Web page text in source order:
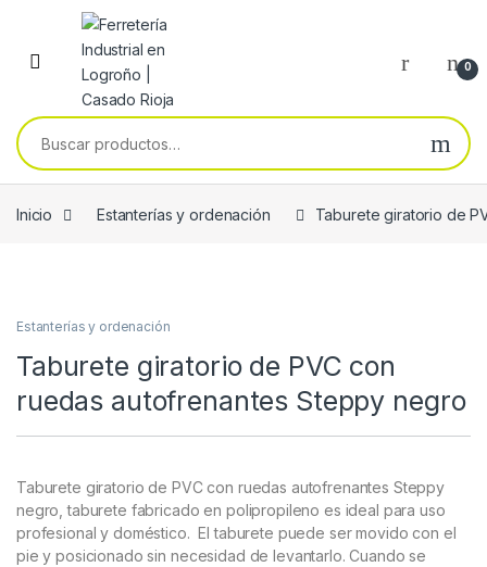
Skip to navigation
Skip to content
0
Buscar por:
Inicio Estanterías y ordenación Taburete giratorio de
Estanterías y ordenación
Taburete giratorio de PVC con
ruedas autofrenantes Steppy negro
Taburete giratorio de PVC con ruedas autofrenantes Steppy
negro, taburete fabricado en polipropileno es ideal para uso
profesional y doméstico. El taburete puede ser movido con el
pie y posicionado sin necesidad de levantarlo. Cuando se